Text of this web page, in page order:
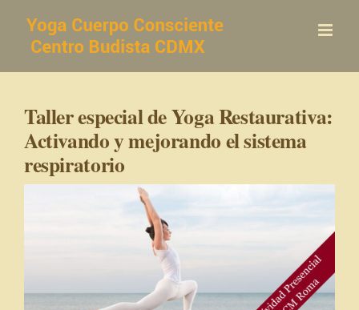
contenido
Taller especial de Yoga Restaurativa:
Activando y mejorando el sistema
respiratorio